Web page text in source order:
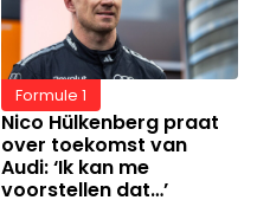
Formule 1
Nico Hülkenberg praat
over toekomst van
Audi: ‘Ik kan me
voorstellen dat…’